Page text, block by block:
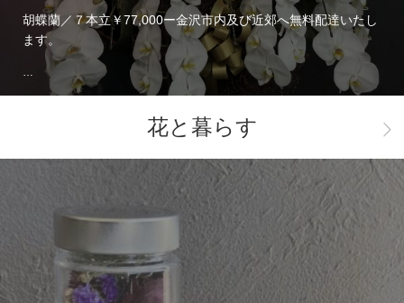
胡蝶蘭／７本立￥77,000ー金沢市内及び近郊へ無料配達いたし
ます。
…
花と暮らす